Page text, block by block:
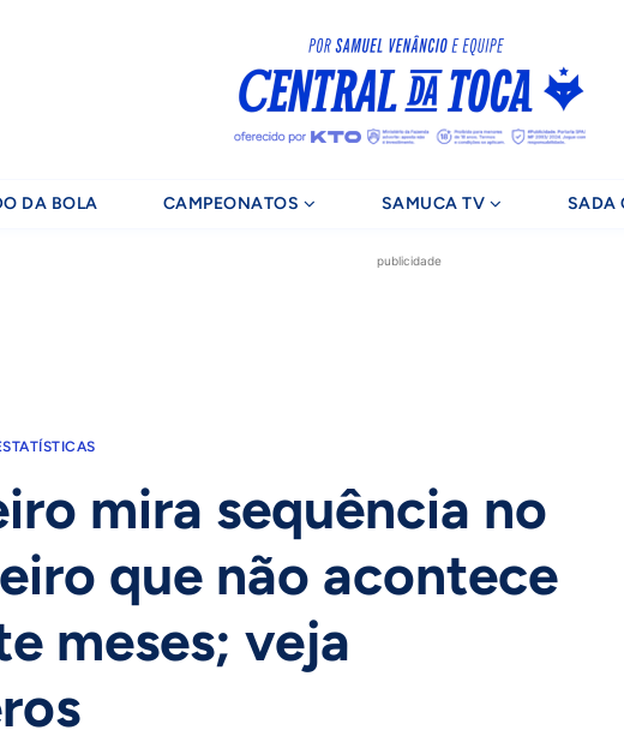
DA BOLA CAMPEONATOS SAMUCA TV SADA
publicidade
mira sequência no
que não acontece
meses; veja